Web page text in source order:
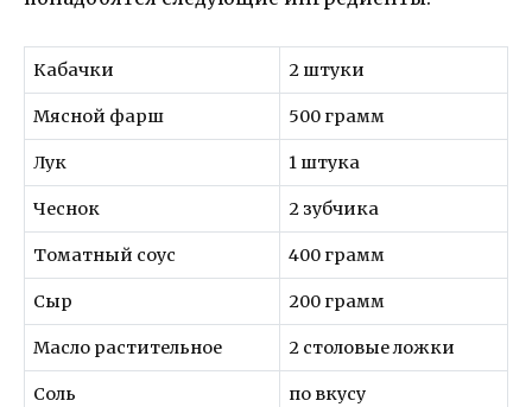
Кабачки 2 штуки
Мясной фарш 500 грамм
Лук 1 штука
Чеснок 2 зубчика
Томатный соус 400 грамм
Сыр 200 грамм
Масло растительное 2 столовые ложки
Соль по вкусу